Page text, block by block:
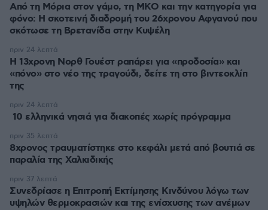
Από τη Μόρια στον γάμο, τη ΜΚΟ και την κατηγορία για
φόνο: Η σκοτεινή διαδρομή του 26χρονου Αφγανού που
σκότωσε τη Βρετανίδα στην Κυψέλη
Η 13χρονη Νορθ Γουέστ ραπάρει για «προδοσία» και
«πόνο» στο νέο της τραγούδι, δείτε τη στο βιντεοκλίπ
της
πριν 24 λεπτά
10 ελληνικά νησιά για διακοπές χωρίς πρόγραμμα
πριν 24 λεπτά
8χρονος τραυματίστηκε στο κεφάλι μετά από βουτιά σε
παραλία της Χαλκιδικής
πριν 35 λεπτά
Συνεδρίασε η Επιτροπή Εκτίμησης Κινδύνου λόγω των
υψηλών θερμοκρασιών και της ενίσχυσης των ανέμων
πριν 37 λεπτά